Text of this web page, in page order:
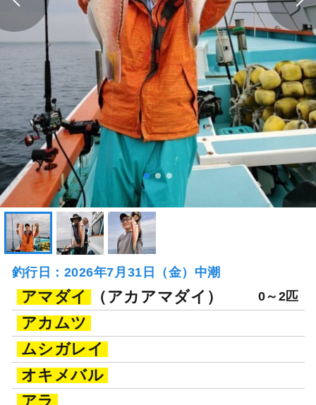
釣行日：2026年7月31日（金）中潮
アマダイ （アカアマダイ） 0～2匹
アカムツ
ムシガレイ
オキメバル
アラ